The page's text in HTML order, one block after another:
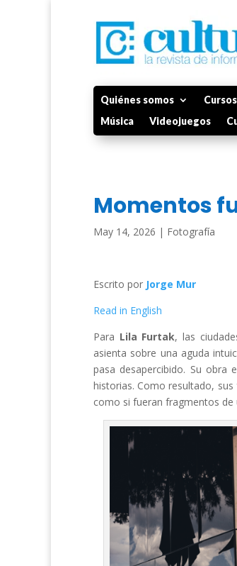
Quiénes somos Cursos
Música
Videojuegos
Momentos
May 14, 2026 | Fotografía
Escrito por Jorge Mur
Read in English
Para Lila Furtak, las
asienta sobre una aguda
pasa desapercibido. Su obra
historias. Como resultado,
como si fueran fragmentos de